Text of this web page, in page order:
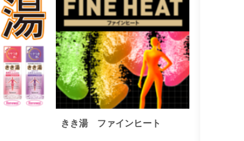
きき湯 ファインヒート